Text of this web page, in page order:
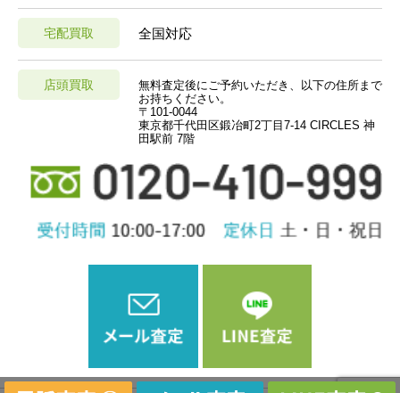
宅配買取 全国対応
店頭買取
無料査定後にご予約いただき、以下の住所まで
お持ちください。
〒101-0044
東京都千代田区鍛冶町2丁目7-14 CIRCLES 神
田駅前 7階